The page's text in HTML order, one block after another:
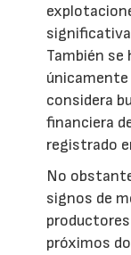
También se
considera
financiera
registrado
No
signos de
próximos